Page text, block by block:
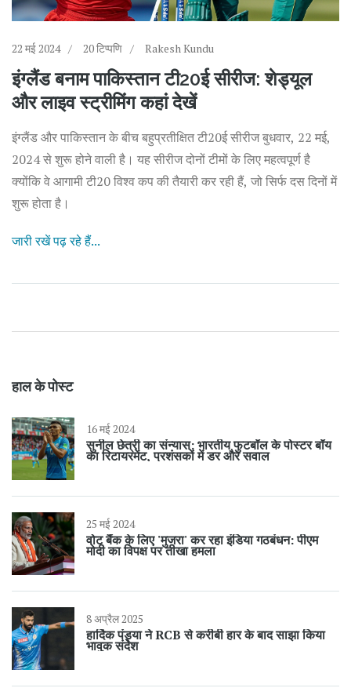
22 मई 2024 20 टिप्पणि Rakesh Kundu
इंग्लैंड बनाम पाकिस्तान टी20ई सीरीज: शेड्यूल
और लाइव स्ट्रीमिंग कहां देखें
इंग्लैंड और पाकिस्तान के बीच बहुप्रतीक्षित टी20ई सीरीज बुधवार, 22 मई,
2024 से शुरू होने वाली है। यह सीरीज दोनों टीमों के लिए महत्वपूर्ण है
क्योंकि वे आगामी टी20 विश्व कप की तैयारी कर रही हैं, जो सिर्फ दस दिनों में
शुरू होता है।
जारी रखें पढ़ रहे हैं...
हाल के पोस्ट
16 मई 2024
सुनील छेत्री का संन्यास: भारतीय फुटबॉल के पोस्टर बॉय
का रिटायरमेंट, प्रशंसकों में डर और सवाल
25 मई 2024
वोट बैंक के लिए 'मुजरा' कर रहा इंडिया गठबंधन: पीएम
मोदी का विपक्ष पर तीखा हमला
8 अप्रैल 2025
हार्दिक पंड्या ने RCB से करीबी हार के बाद साझा किया
भावुक संदेश